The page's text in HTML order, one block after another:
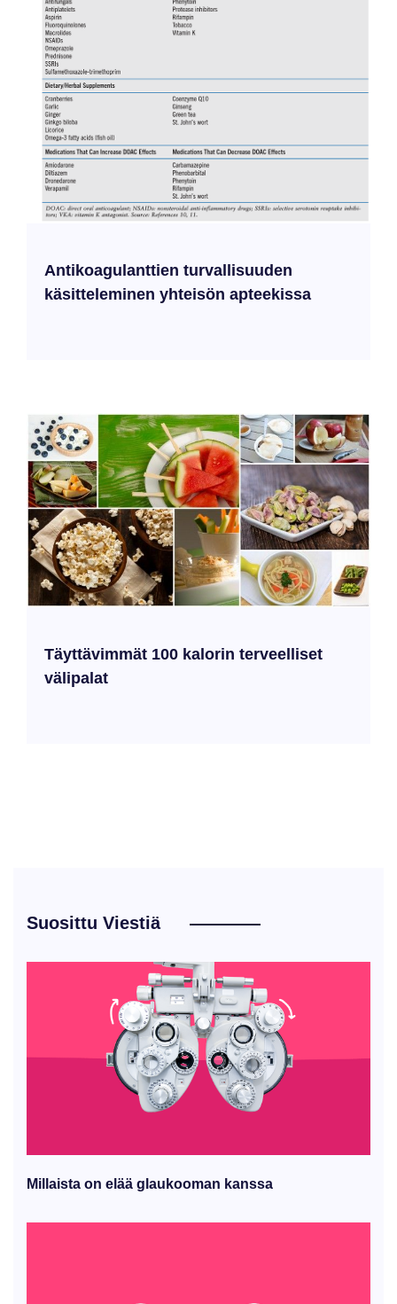
Antikoagulanttien turvallisuuden
käsitteleminen yhteisön apteekissa
Täyttävimmät 100 kalorin terveelliset
välipalat
Suosittu Viestiä
Millaista on elää glaukooman kanssa